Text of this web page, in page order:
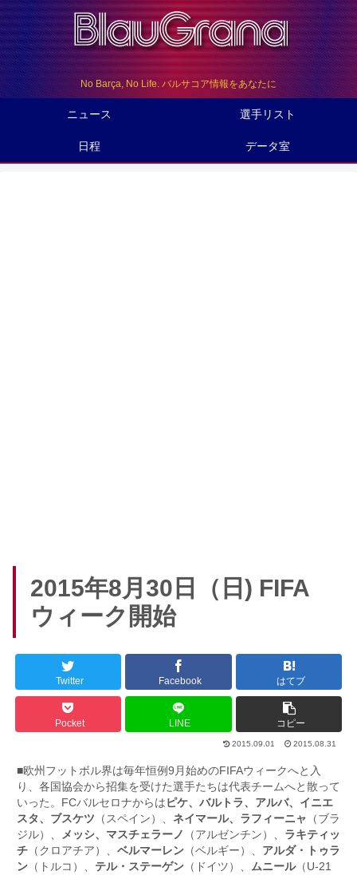
No Barça, No Life. バルサコア情報をあなたに
ニュース 選手リスト
日程 データ室
2015年8月30日（日) FIFA
ウィーク開始
Twitter Facebook はてブ
Pocket LINE コピー
2015.09.01 2015.08.31
■欧州フットボル界は毎年恒例9月始めのFIFAウィークへと入
り、各国協会から招集を受けた選手たちは代表チームへと散って
いった。FCバルセロナからはピケ、バルトラ、アルバ、イニエ
スタ、ブスケツ （スペイン）、 ネイマール、ラフィーニャ （ブラ
ジル）、 メッシ、マスチェラーノ （アルゼンチン）、 ラキティッ
チ （クロアチア）、 ベルマーレン （ベルギー）、 アルダ・トゥラ
ン （トルコ）、 テル・ステーゲン （ドイツ）、 ムニール（U-21